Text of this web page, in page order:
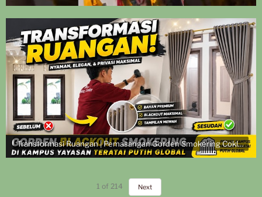
Transformasi Ruangan | Pemasangan Gorden Smokering Coklat di Kampus Yayasan Teratai Putih Global
1 of 214 Next